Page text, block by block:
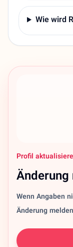
Wie wird
Profil
Wenn Angaben
Änderung